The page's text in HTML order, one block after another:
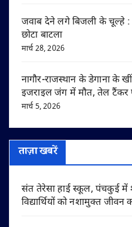
जवाब देने लगे बिजली के चूल्हे :
छोटा बाटला
मार्च 28, 2026
नागौर-राजस्थान के डेगाना के
इजराइल जंग में मौत, तेल टैंकर
मार्च 5, 2026
ताज़ा खबरें
संत तेरेसा हाई स्कूल, पंचकुई में
विद्यार्थियों को नशामुक्त जीवन